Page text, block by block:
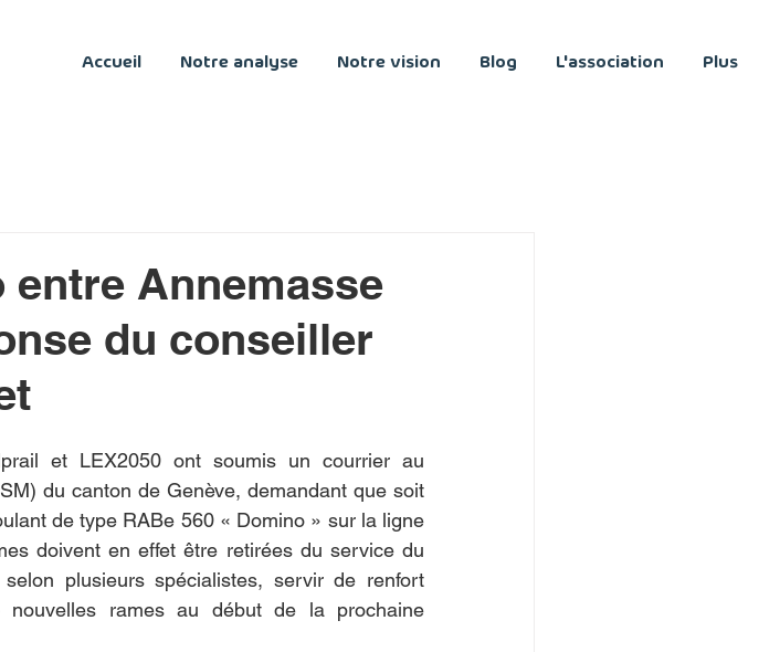
Accueil Notre analyse Notre vision Blog L'association Plus
entre Annemasse
du conseiller
et LEX2050 ont soumis un courrier au
du canton de Genève, demandant que soit
de type RABe 560 « Domino » sur la ligne
doivent en effet être retirées du service du
plusieurs spécialistes, servir de renfort
rames au début de la prochaine